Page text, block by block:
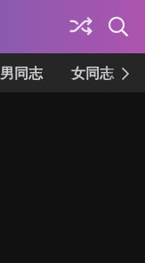
男同志 女同志